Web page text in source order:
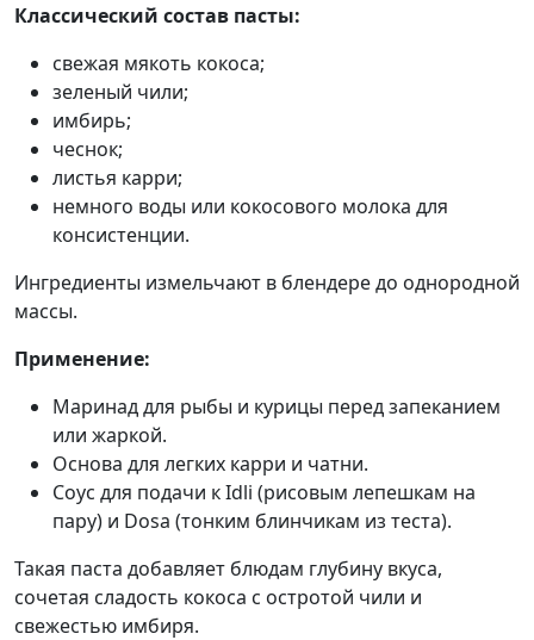
Классический состав пасты:
свежая мякоть кокоса;
зеленый чили;
имбирь;
чеснок;
листья карри;
немного воды или кокосового молока для
консистенции.
Ингредиенты измельчают в блендере до однородной
массы.
Применение:
Маринад для рыбы и курицы перед запеканием
или жаркой.
Основа для легких карри и чатни.
Соус для подачи к Idli (рисовым лепешкам на
пару) и Dosa (тонким блинчикам из теста).
Такая паста добавляет блюдам глубину вкуса,
сочетая сладость кокоса с остротой чили и
свежестью имбиря.